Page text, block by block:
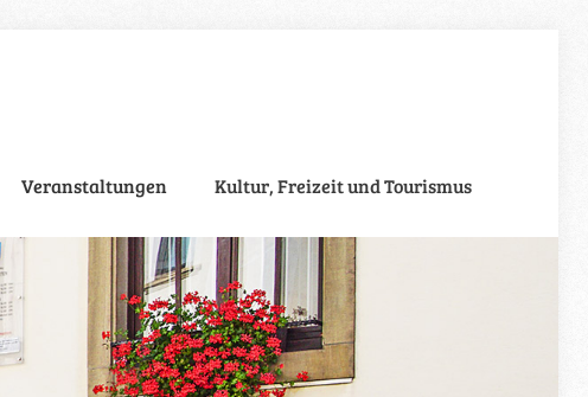
Veranstaltungen Kultur, Freizeit und Tourismus